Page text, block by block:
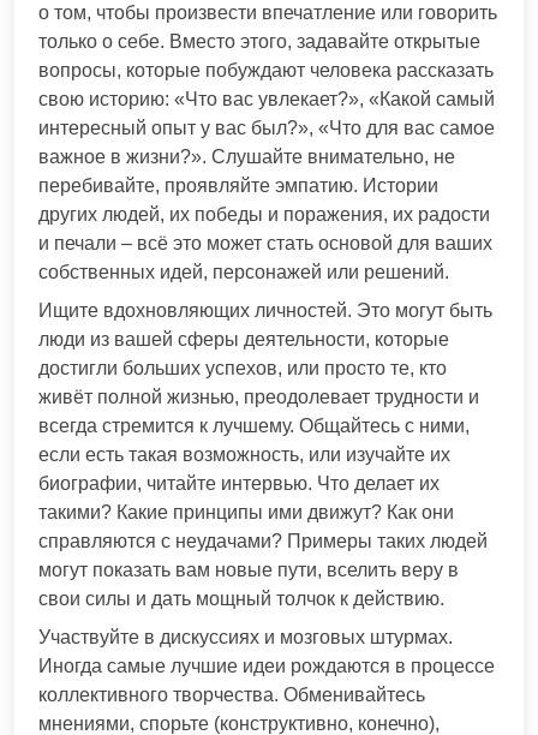
о том, чтобы произвести впечатление или говорить
только о себе. Вместо этого, задавайте открытые
вопросы, которые побуждают человека рассказать
свою историю: «Что вас увлекает?», «Какой самый
интересный опыт у вас был?», «Что для вас самое
важное в жизни?». Слушайте внимательно, не
перебивайте, проявляйте эмпатию. Истории
других людей, их победы и поражения, их радости
и печали – всё это может стать основой для ваших
собственных идей, персонажей или решений.
Ищите вдохновляющих личностей. Это могут быть
люди из вашей сферы деятельности, которые
достигли больших успехов, или просто те, кто
живёт полной жизнью, преодолевает трудности и
всегда стремится к лучшему. Общайтесь с ними,
если есть такая возможность, или изучайте их
биографии, читайте интервью. Что делает их
такими? Какие принципы ими движут? Как они
справляются с неудачами? Примеры таких людей
могут показать вам новые пути, вселить веру в
свои силы и дать мощный толчок к действию.
Участвуйте в дискуссиях и мозговых штурмах.
Иногда самые лучшие идеи рождаются в процессе
коллективного творчества. Обменивайтесь
мнениями, спорьте (конструктивно, конечно),